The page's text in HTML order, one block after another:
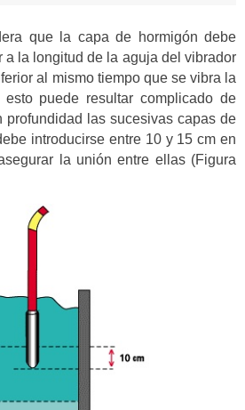
que la capa de hormigón debe
a la longitud de la aguja del vibrador
al mismo tiempo que se vibra la
esto puede resultar complicado de
profundidad las sucesivas capas de
introducirse entre 10 y 15 cm en
la unión entre ellas (Figura